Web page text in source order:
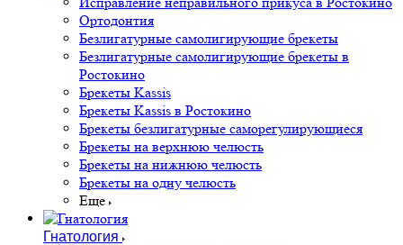
Ортодонтия
Безлигатурные самолигирующие брекеты
Безлигатурные самолигирующие брекеты в
Ростокино
Брекеты Kassis
Брекеты Kassis в Ростокино
Брекеты безлигатурные саморегулирующиеся
Брекеты на верхнюю челюсть
Брекеты на нижнюю челюсть
Брекеты на одну челюсть
Еще
Гнатология